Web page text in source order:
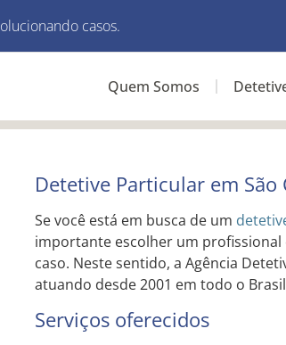
casos.
Quem Somos
Detetive Particular em São
Se você está em busca de um
importante escolher um profissional
caso. Neste sentido, a Agência
atuando desde 2001 em todo o
Serviços oferecidos